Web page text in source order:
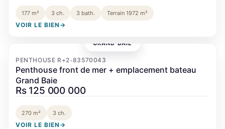
177 m² 3 ch. 3 bath. Terrain 1972 m²
VOIR LE BIEN →
GRAND BAIE
PENTHOUSE R+2•83570043
Penthouse front de mer + emplacement bateau
Grand Baie
Rs 125 000 000
270 m² 3 ch.
VOIR LE BIEN →